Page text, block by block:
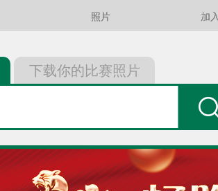
下载你的比赛照片
照片 加